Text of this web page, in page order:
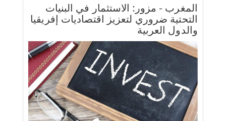
المغرب - مزور: الاستثمار في البنيات
التحتية ضروري لتعزيز اقتصاديات إفريقيا
والدول العربية